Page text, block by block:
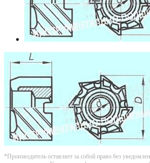
*Производитель оставляет за собой право без